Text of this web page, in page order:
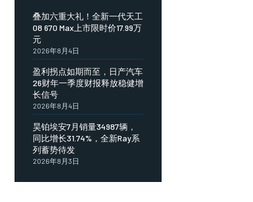
叠加六重大礼！全新一代天工
08 670 Max上市限时价17.99万
元
2026年8月4日
盈利拐点如期而至，日产汽车
26财年一季度财报释放稳健增
长信号
2026年8月4日
昊铂埃安7月销量34987辆，
同比增长31.74%，全新Ray系
列蓄势待发
2026年8月3日